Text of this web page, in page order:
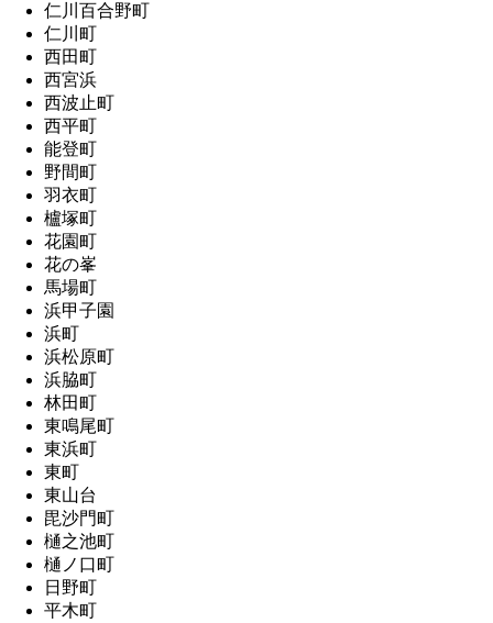
仁川百合野町
仁川町
西田町
西宮浜
西波止町
西平町
能登町
野間町
羽衣町
櫨塚町
花園町
花の峯
馬場町
浜甲子園
浜町
浜松原町
浜脇町
林田町
東鳴尾町
東浜町
東町
東山台
毘沙門町
樋之池町
樋ノ口町
日野町
平木町